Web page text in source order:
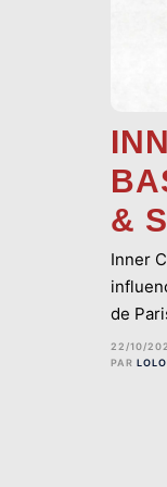
&
Inner
de
22/10/
PAR